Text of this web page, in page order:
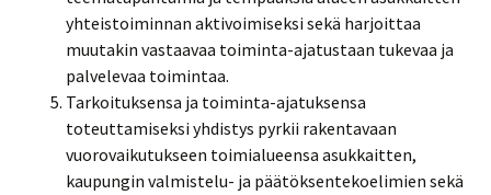
yhteistoiminnan aktivoimiseksi sekä harjoittaa
muutakin vastaavaa toiminta-ajatustaan tukevaa ja
palvelevaa toimintaa.
Tarkoituksensa ja toiminta-ajatuksensa
toteuttamiseksi yhdistys pyrkii rakentavaan
vuorovaikutukseen toimialueensa asukkaitten,
kaupungin valmistelu- ja päätöksentekoelimien sekä